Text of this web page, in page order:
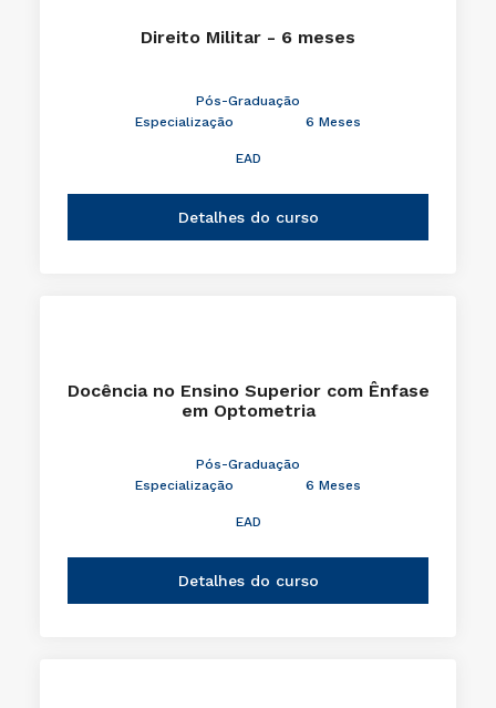
Direito Militar - 6 meses
Pós-Graduação
Especialização
6 Meses
EAD
Detalhes do curso
Docência no Ensino Superior com Ênfase
em Optometria
Pós-Graduação
Especialização
6 Meses
EAD
Detalhes do curso